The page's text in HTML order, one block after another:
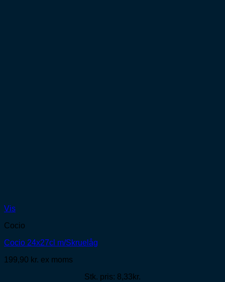
Vis
Cocio
Cocio 24x27cl m/Skruelåg
199,90 kr. ex moms
Stk. pris: 8,33kr.